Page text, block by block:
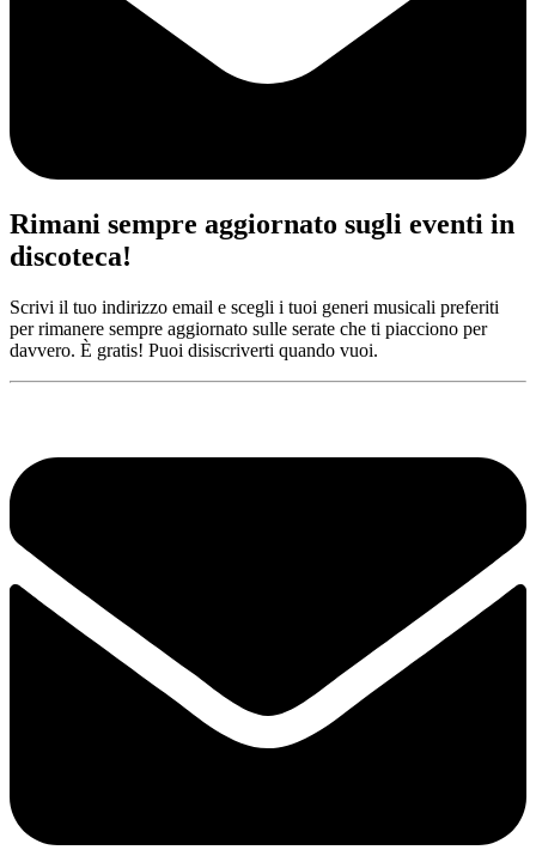
Rimani sempre aggiornato sugli eventi in
discoteca!
Scrivi il tuo indirizzo email e scegli i tuoi generi musicali preferiti
per rimanere sempre aggiornato sulle serate che ti piacciono per
davvero. È gratis! Puoi disiscriverti quando vuoi.